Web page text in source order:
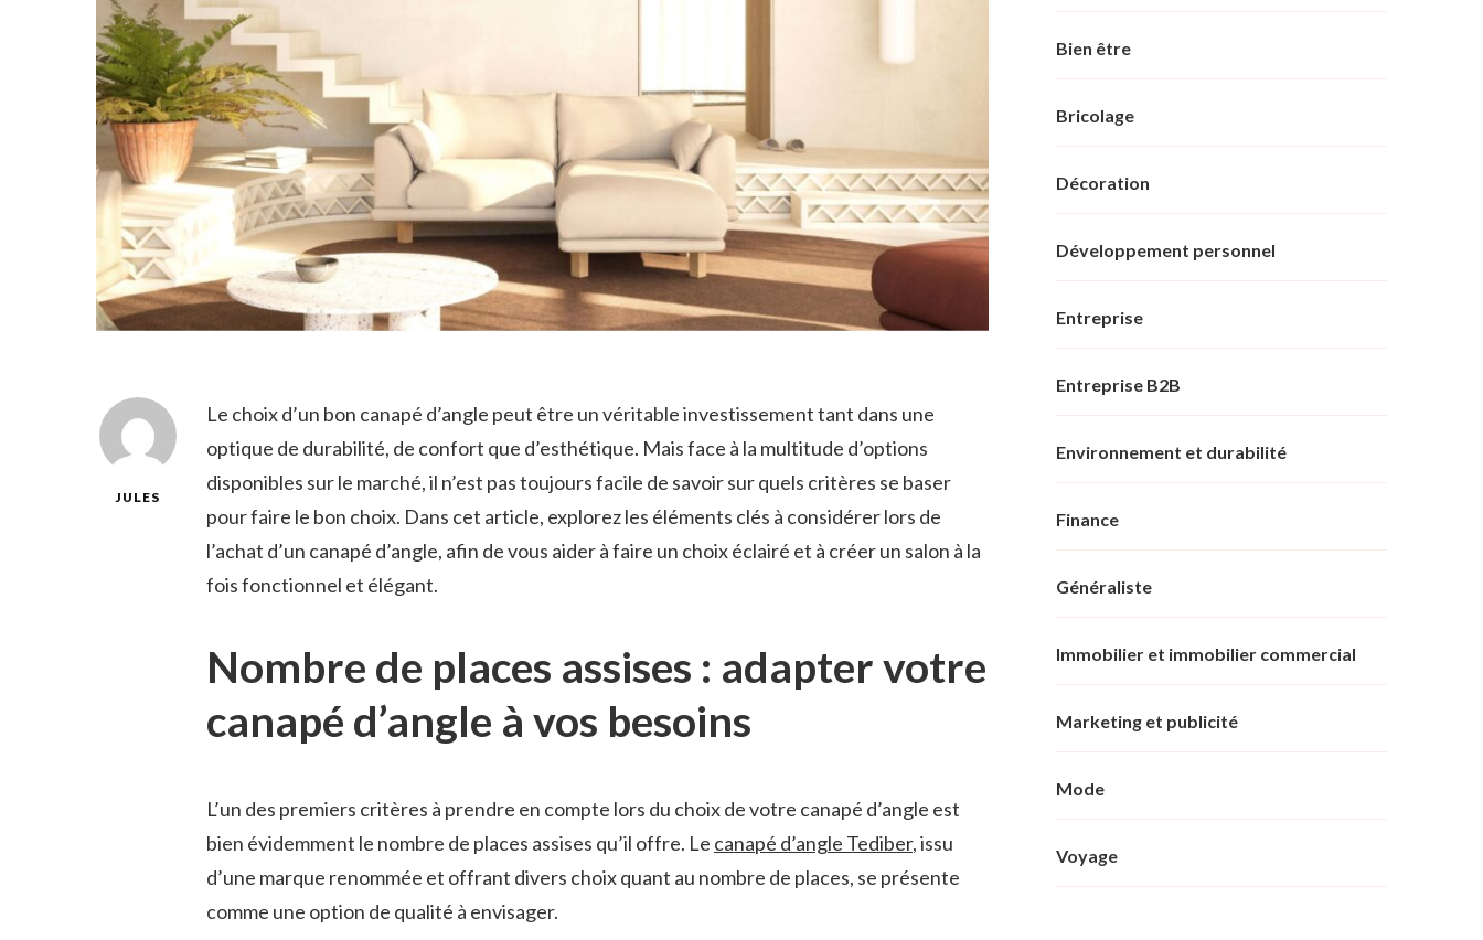
JULES
Le choix d’un bon canapé d’angle peut être un véritable investissement tant dans une
optique de durabilité, de confort que d’esthétique. Mais face à la multitude d’options
disponibles sur le marché, il n’est pas toujours facile de savoir sur quels critères se baser
pour faire le bon choix. Dans cet article, explorez les éléments clés à considérer lors de
l’achat d’un canapé d’angle, afin de vous aider à faire un choix éclairé et à créer un salon à la
fois fonctionnel et élégant.
Nombre de places assises : adapter votre
canapé d’angle à vos besoins
L’un des premiers critères à prendre en compte lors du choix de votre canapé d’angle est
bien évidemment le nombre de places assises qu’il offre. Le canapé d’angle Tediber, issu
d’une marque renommée et offrant divers choix quant au nombre de places, se présente
comme une option de qualité à envisager.
Bien être
Bricolage
Décoration
Développement personnel
Entreprise
Entreprise B2B
Environnement et durabilité
Finance
Généraliste
Immobilier et immobilier commercial
Marketing et publicité
Mode
Voyage